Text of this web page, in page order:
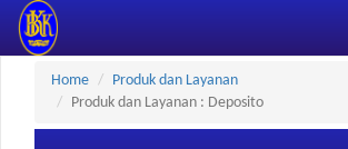
Home
Produk dan Layanan
Produk dan Layanan : Deposito